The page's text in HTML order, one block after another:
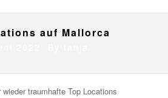
auf Mallorca
traumhafte Top Locations